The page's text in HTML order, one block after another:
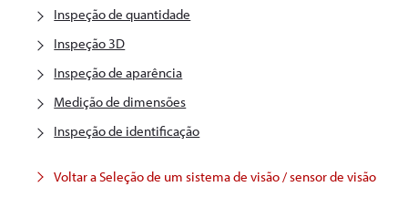
Inspeção de quantidade
Inspeção 3D
Inspeção de aparência
Medição de dimensões
Inspeção de identificação
Voltar a Seleção de um sistema de visão / sensor de visão